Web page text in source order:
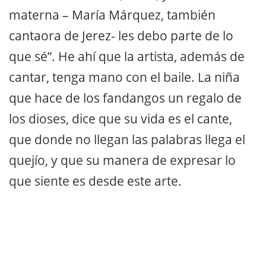
materna – María Márquez, también
cantaora de Jerez- les debo parte de lo
que sé”. He ahí que la artista, además de
cantar, tenga mano con el baile. La niña
que hace de los fandangos un regalo de
los dioses, dice que su vida es el cante,
que donde no llegan las palabras llega el
quejío, y que su manera de expresar lo
que siente es desde este arte.